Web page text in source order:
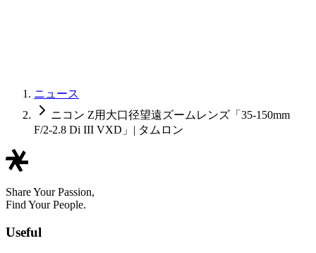
ニュース
ニコン Z用大口径望遠ズームレンズ「35-150mm
F/2-2.8 Di III VXD」| タムロン
Share Your Passion,
Find Your People.
Useful